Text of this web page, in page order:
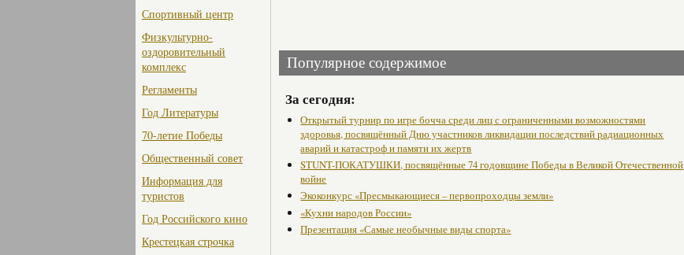
Спортивный центр
Физкультурно-
оздоровительный
комплекс
Регламенты
Год Литературы
70-летие Победы
Общественный совет
Информация для
туристов
Год Российского кино
Крестецкая строчка
Популярное содержимое
За сегодня:
Открытый турнир по игре бочча среди лиц с ограниченными возможностями
здоровья, посвящённый Дню участников ликвидации последствий радиационных
аварий и катастроф и памяти их жертв
STUNT-ПОКАТУШКИ, посвящённые 74 годовщине Победы в Великой Отечественной
войне
Экоконкурс «Пресмыкающиеся – первопроходцы земли»
«Кухни народов России»
Презентация «Самые необычные виды спорта»